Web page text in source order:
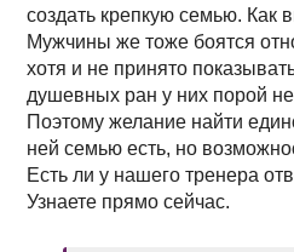
создать крепкую семью. Как
Мужчины же тоже боятся
хотя и не принято
душевных ран у них порой
Поэтому желание найти
ней семью есть, но
Есть ли у нашего тренера
Узнаете прямо сейчас.